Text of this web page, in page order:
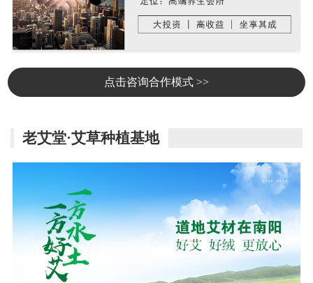
点击咨询合作模式 >>
老艾堂·艾草种植基地